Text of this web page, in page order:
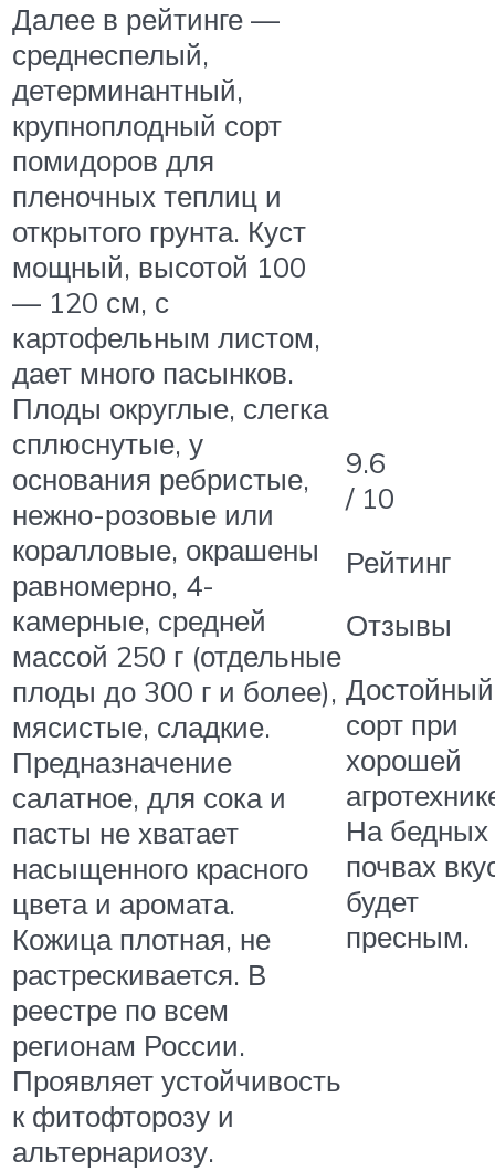
Далее в рейтинге —
среднеспелый,
детерминантный,
крупноплодный сорт
помидоров для
пленочных теплиц и
открытого грунта. Куст
мощный, высотой 100
— 120 см, с
картофельным листом,
дает много пасынков.
Плоды округлые, слегка
сплюснутые, у
основания ребристые,
нежно-розовые или
коралловые, окрашены
равномерно, 4-
камерные, средней
массой 250 г (отдельные
плоды до 300 г и более),
мясистые, сладкие.
Предназначение
салатное, для сока и
пасты не хватает
насыщенного красного
цвета и аромата.
Кожица плотная, не
растрескивается. В
реестре по всем
регионам России.
Проявляет устойчивость
к фитофторозу и
альтернариозу.
9.6
/ 10
Рейтинг
Отзывы
Достойный
сорт при
хорошей
На бедных
почвах
будет
пресным.